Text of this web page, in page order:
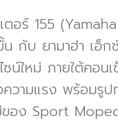
ตอร์ 155
น กับ ยามาฮ่า เอ็ก
น์ใหม่ ภายใต้คอน
วามแรง พร้อมรูป
ของ Sport